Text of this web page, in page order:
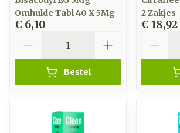
Omhulde Tabl 40 X 5Mg
€ 6,10
Bestel
2 Zakjes
€ 18,92